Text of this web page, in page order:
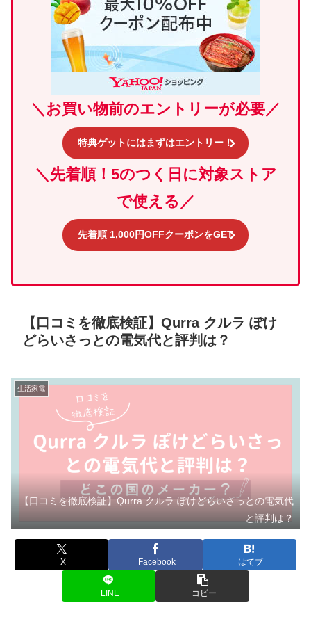
＼ お買い物前のエントリーが必要／
特典ゲットにはまずはエントリー！
＼先着順！5のつく日に対象ストア
で使える／
先着順 1,000円OFFクーポンをGET
【口コミを徹底検証】Qurra クルラ ぽけ
どらいさっとの電気代と評判は？
生活家電
【口コミを徹底検証】Qurra クルラ ぽけどらいさっとの電気代
と評判は？
X Facebook はてブ
LINE コピー